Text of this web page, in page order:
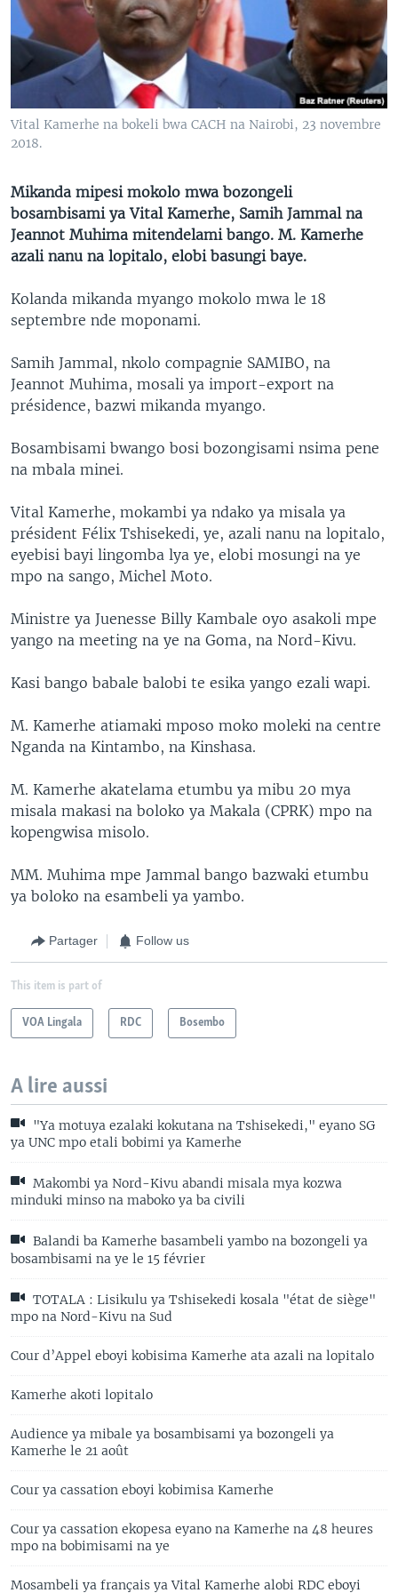
SÉCURITÉ
SCIENCE/TECHNOLOGIE
SPORTS
Vital Kamerhe na bokeli bwa CACH na Nairobi, 23 novembre
2018.
Mikanda mipesi mokolo mwa bozongeli
bosambisami ya Vital Kamerhe, Samih Jammal na
Jeannot Muhima mitendelami bango. M. Kamerhe
azali nanu na lopitalo, elobi basungi baye.
Kolanda mikanda myango mokolo mwa le 18
septembre nde moponami.
Samih Jammal, nkolo compagnie SAMIBO, na
Jeannot Muhima, mosali ya import-export na
présidence, bazwi mikanda myango.
Bosambisami bwango bosi bozongisami nsima pene
na mbala minei.
Vital Kamerhe, mokambi ya ndako ya misala ya
président Félix Tshisekedi, ye, azali nanu na lopitalo,
eyebisi bayi lingomba lya ye, elobi mosungi na ye
mpo na sango, Michel Moto.
Ministre ya Juenesse Billy Kambale oyo asakoli mpe
yango na meeting na ye na Goma, na Nord-Kivu.
Kasi bango babale balobi te esika yango ezali wapi.
M. Kamerhe atiamaki mposo moko moleki na centre
Nganda na Kintambo, na Kinshasa.
M. Kamerhe akatelama etumbu ya mibu 20 mya
misala makasi na boloko ya Makala (CPRK) mpo na
kopengwisa misolo.
MM. Muhima mpe Jammal bango bazwaki etumbu
ya boloko na esambeli ya yambo.
Partager Follow us
This item is part of
VOA Lingala RDC Bosembo
A lire aussi
"Ya motuya ezalaki kokutana na Tshisekedi," eyano SG
ya UNC mpo etali bobimi ya Kamerhe
Makombi ya Nord-Kivu abandi misala mya kozwa
minduki minso na maboko ya ba civili
Balandi ba Kamerhe basambeli yambo na bozongeli ya
bosambisami na ye le 15 février
TOTALA : Lisikulu ya Tshisekedi kosala "état de siège"
mpo na Nord-Kivu na Sud
Cour d’Appel eboyi kobisima Kamerhe ata azali na lopitalo
Kamerhe akoti lopitalo
Audience ya mibale ya bosambisami ya bozongeli ya
Kamerhe le 21 août
Cour ya cassation eboyi kobimisa Kamerhe
Cour ya cassation ekopesa eyano na Kamerhe na 48 heures
mpo na bobimisami na ye
Mosambeli ya français ya Vital Kamerhe alobi RDC eboyi